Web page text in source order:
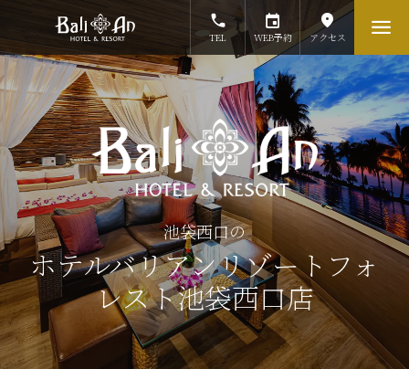
TEL WEB予約 アクセス
池袋西口の
ホテルバリアンリゾートフォ
レスト池袋西口店